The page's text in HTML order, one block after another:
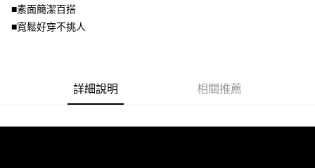
資料（包含姓名、電話或地址）提供予台灣大哥大進項蒐集、處理及利用，
由本公司與您本人進行分期帳單所需資料之確認、核對及更正。
※ 交易是否成功請以「AFTEE先享後付 」之結帳頁面顯示為準，若有關於
是否繳費成功／繳費後需取消欲退款等相關疑問，請聯繫「AFTEE先享後付
客戶支援中心」https://netprotections.freshdesk.com/support/home
易，需依本服務之必要範圍內提供個人資料，並將交易相關給付款項請求債
權轉讓予恩沛科技股份有限公司。
付款後7-11取貨
每筆NT$70，滿NT$699(含以上)免運費
■素面簡潔百搭
■寬鬆好穿不挑人
詳細說明 相關推薦